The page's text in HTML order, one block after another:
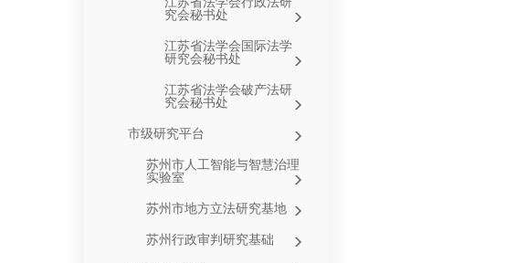
究会秘书处
江苏省法学会国际法学
研究会秘书处
江苏省法学会破产法研
究会秘书处
市级研究平台
苏州市人工智能与智慧治理
实验室
苏州市地方立法研究基地
苏州行政审判研究基础